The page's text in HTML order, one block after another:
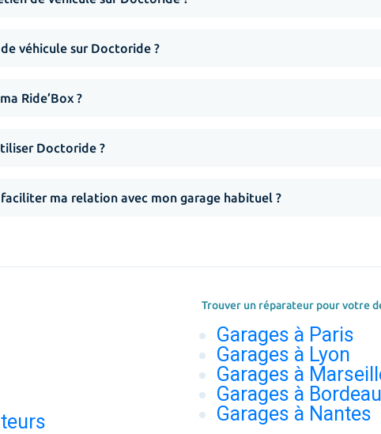
véhicule sur Doctoride ?
Ride’Box ?
Doctoride ?
ma relation avec mon garage habituel ?
Trouver un réparateur pour votre
Garages à Paris
Garages à Lyon
Garages à
Garages à
Garages à Nantes